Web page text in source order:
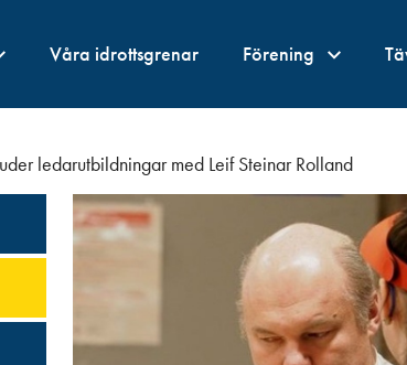
Våra idrottsgrenar Förening
ledarutbildningar med Leif Steinar Rolland